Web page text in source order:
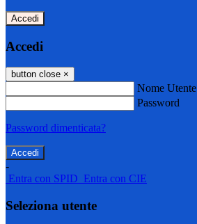
Accedi
Accedi
button close ×
Nome Utente
Password
Password dimenticata?
-
Entra con SPID Entra con CIE
Seleziona utente